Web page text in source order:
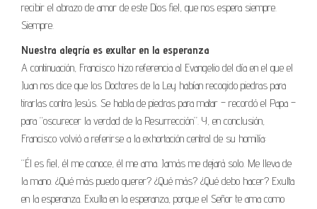
recibir el abrazo de amor de este Dios fiel, que nos espera siempre.
Siempre.
Nuestra alegría es exultar en la esperanza
A continuación, Francisco hizo referencia al Evangelio del día en el que el
Juan nos dice que los Doctores de la Ley habían recogido piedras para
tirarlas contra Jesús. Se habla de piedras para matar – recordó el Papa –
para “oscurecer la verdad de la Resurrección”. Y, en conclusión,
Francisco volvió a referirse a la exhortación central de su homilía:
“Él es fiel, él me conoce, él me ama. Jamás me dejará solo. Me lleva de
la mano. ¿Qué más puedo querer? ¿Qué más? ¿Qué debo hacer? Exulta
en la esperanza. Exulta en la esperanza, porque el Señor te ama como